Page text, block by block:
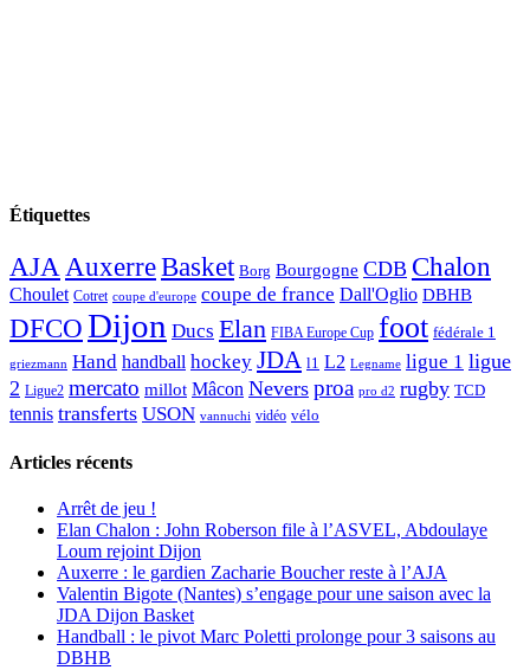
Étiquettes
AJAAuxerreBasket Borg Bourgogne CDB Chalon
Choulet Cotret coupe d'europe coupe de france Dall'Oglio DBHB
DFCODijon Ducs Elan FIBA Europe Cup foot fédérale 1
griezmann Hand handball hockey JDA l1 L2 Legname ligue 1 ligue
2 Ligue2 mercato millot Mâcon Nevers proa pro d2 rugby TCD
tennis transferts USON vannuchi vidéo vélo
Articles récents
Arrêt de jeu !
Elan Chalon : John Roberson file à l’ASVEL, Abdoulaye
Loum rejoint Dijon
Auxerre : le gardien Zacharie Boucher reste à l’AJA
Valentin Bigote (Nantes) s’engage pour une saison avec la
JDA Dijon Basket
Handball : le pivot Marc Poletti prolonge pour 3 saisons au
DBHB